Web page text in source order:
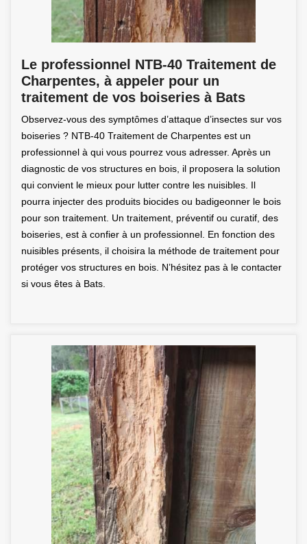
Le professionnel NTB-40 Traitement de
Charpentes, à appeler pour un
traitement de vos boiseries à Bats
Observez-vous des symptômes d’attaque d’insectes sur vos
boiseries ? NTB-40 Traitement de Charpentes est un
professionnel à qui vous pourrez vous adresser. Après un
diagnostic de vos structures en bois, il proposera la solution
qui convient le mieux pour lutter contre les nuisibles. Il
pourra injecter des produits biocides ou badigeonner le bois
pour son traitement. Un traitement, préventif ou curatif, des
boiseries, est à confier à un professionnel. En fonction des
nuisibles présents, il choisira la méthode de traitement pour
protéger vos structures en bois. N’hésitez pas à le contacter
si vous êtes à Bats.